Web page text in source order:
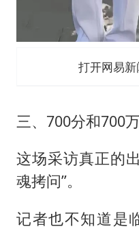
打开网易
三、700分和700
这场采访真正的
魂拷问”。
记者也不知道是